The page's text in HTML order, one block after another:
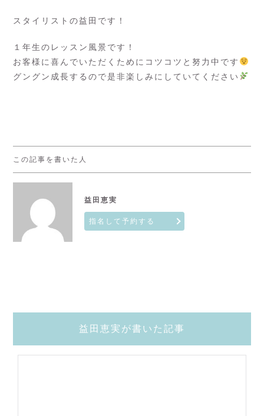
スタイリストの益田です！
１年生のレッスン風景です！
お客様に喜んでいただくためにコツコツと努力中です
グングン成長するので是非楽しみにしていてください
この記事を書いた人
益田恵実
指名して予約する
益田恵実が書いた記事